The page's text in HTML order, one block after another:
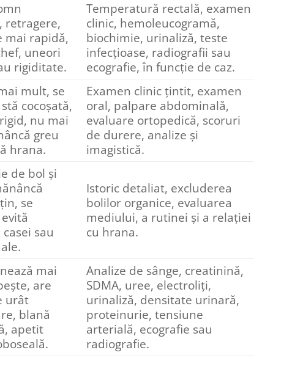
retragere,
mai rapidă,
uneori
rigiditate.
Temperatură rectală, examen
clinic, hemoleucogramă,
biochimie, urinaliză, teste
infecțioase, radiografii sau
ecografie, în funcție de caz.
mult, se
cocoșată,
nu mai
greu
hrana.
Examen clinic țintit, examen
oral, palpare abdominală,
evaluare ortopedică, scoruri
de durere, analize și
imagistică.
de bol și
se
sau
Istoric detaliat, excluderea
bolilor organice, evaluarea
mediului, a rutinei și a relației
cu hrana.
mai
are
urât
blană
apetit
Analize de sânge, creatinină,
SDMA, uree, electroliți,
urinaliză, densitate urinară,
proteinurie, tensiune
arterială, ecografie sau
radiografie.